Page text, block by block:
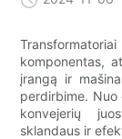
komponentas,
įrangą ir
perdirbime.
konvejerių
sklandaus ir